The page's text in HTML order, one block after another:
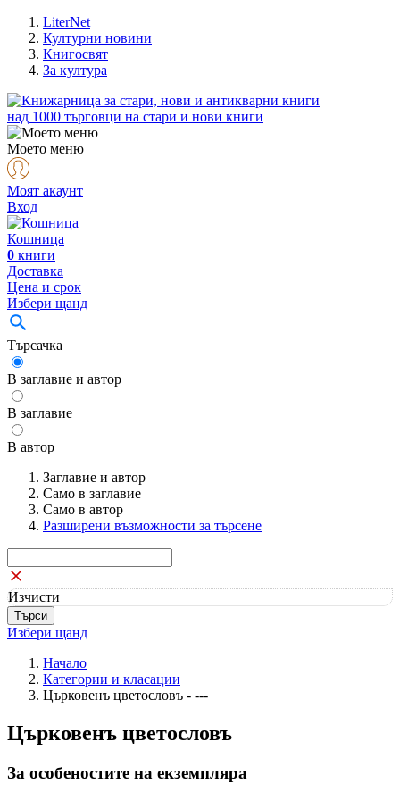
LiterNet
Културни новини
Книгосвят
За култура
над 1000 търговци на стари и нови книги
Моето меню
Моят акаунт
Вход
Кошница
0 книги
Доставка
Цена и срок
Избери щанд
Търсачка
В заглавие и автор
В заглавие
В автор
Заглавие и автор
Само в заглавие
Само в автор
Разширени възможности за търсене
Изчисти
Избери щанд
Начало
Категории и класации
Църковенъ цветословъ - ---
Църковенъ цветословъ
За особеностите на екземпляра